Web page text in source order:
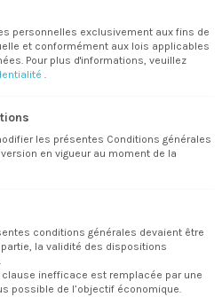
personnelles exclusivement aux fins de
et conformément aux lois applicables
Pour plus d'informations, veuillez
.
les présentes Conditions générales
en vigueur au moment de la
conditions générales devaient être
la validité des dispositions
inefficace est remplacée par une
possible de l’objectif économique.